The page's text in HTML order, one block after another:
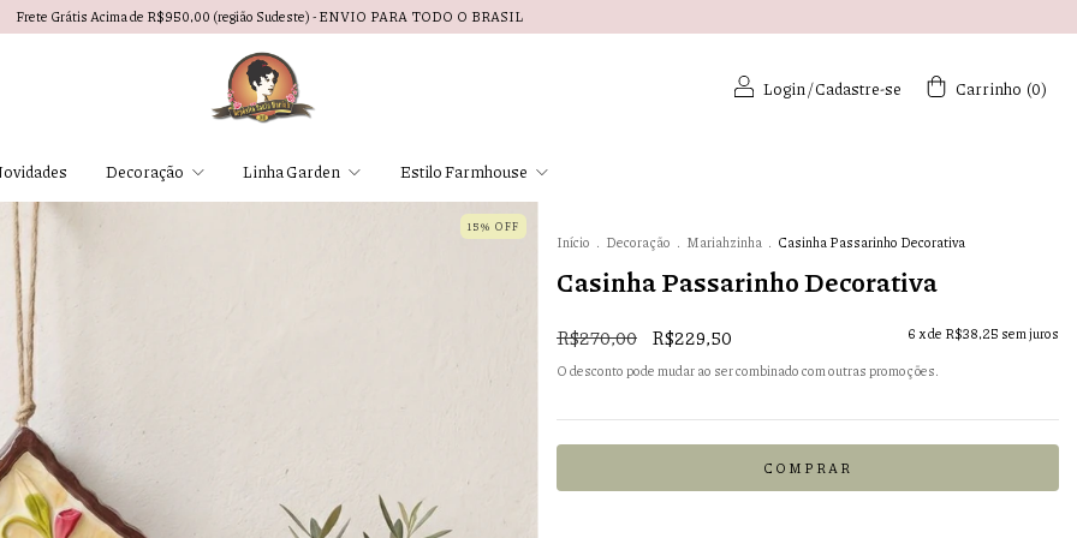
Frete Grátis Acima de R$950,00 (região Sudeste) - ENVIO PARA TODO O BRASIL
Login/Cadastre-se Carrinho (0)
Decoração Linha Garden Estilo Farmhouse
15% OFF
Início . Decoração . Mariahzinha . Casinha Passarinho Decorativa
Casinha Passarinho Decorativa
R$270,00 R$229,50 6 x de R$38,25 sem juros
O desconto pode mudar ao ser combinado com outras promoções.